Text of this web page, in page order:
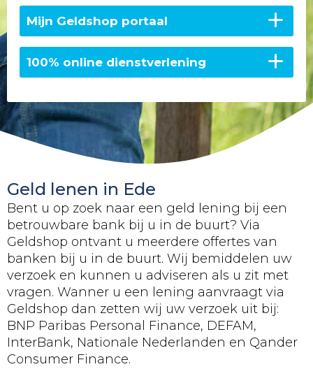
Mijn Geldshop portaal
100% online dienstverlening
Geld lenen in Ede
Bent u op zoek naar een geld lening bij een
betrouwbare bank bij u in de buurt? Via
Geldshop ontvant u meerdere offertes van
banken bij u in de buurt. Wij bemiddelen uw
verzoek en kunnen u adviseren als u zit met
vragen. Wanner u een lening aanvraagt via
Geldshop dan zetten wij uw verzoek uit bij:
BNP Paribas Personal Finance, DEFAM,
InterBank, Nationale Nederlanden en Qander
Consumer Finance.